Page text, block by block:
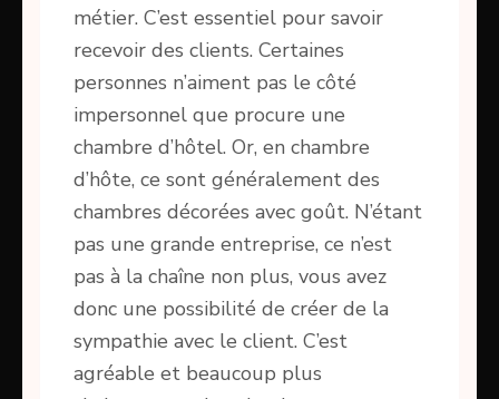
métier. C’est essentiel pour savoir
recevoir des clients. Certaines
personnes n’aiment pas le côté
impersonnel que procure une
chambre d’hôtel. Or, en chambre
d’hôte, ce sont généralement des
chambres décorées avec goût. N’étant
pas une grande entreprise, ce n’est
pas à la chaîne non plus, vous avez
donc une possibilité de créer de la
sympathie avec le client. C’est
agréable et beaucoup plus